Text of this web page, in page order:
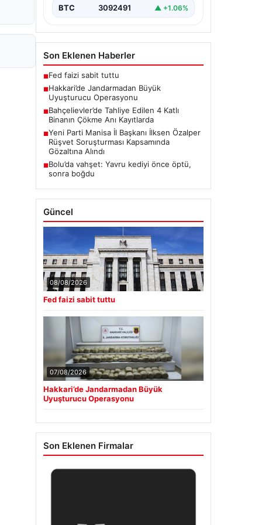
BTC 3092491 ▲ +1.06%
Son Eklenen Haberler
■Fed faizi sabit tuttu
■Hakkari’de Jandarmadan Büyük
Uyuşturucu Operasyonu
■Bahçelievler’de Tahliye Edilen 4 Katlı
Binanın Çökme Anı Kayıtlarda
■Yeni Parti Manisa İl Başkanı İlksen Özalper
Rüşvet Soruşturması Kapsamında
Gözaltına Alındı
■Bolu’da vahşet: Yavru kediyi önce öptü,
sonra boğdu
Güncel
08/08/2026
Fed faizi sabit tuttu
07/08/2026
Hakkari’de Jandarmadan Büyük
Uyuşturucu Operasyonu
Son Eklenen Firmalar